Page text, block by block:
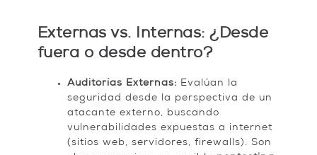
Externas vs. Internas: ¿Desde
fuera o desde dentro?
Auditorías Externas: Evalúan la
seguridad desde la perspectiva de un
atacante externo, buscando
vulnerabilidades expuestas a internet
(sitios web, servidores, firewalls). Son